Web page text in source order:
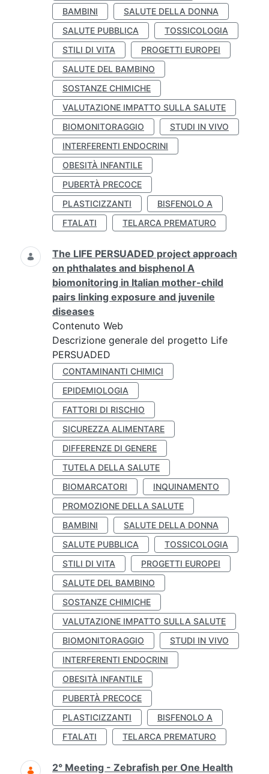
BAMBINI
SALUTE DELLA DONNA
SALUTE PUBBLICA
TOSSICOLOGIA
STILI DI VITA
PROGETTI EUROPEI
SALUTE DEL BAMBINO
SOSTANZE CHIMICHE
VALUTAZIONE IMPATTO SULLA SALUTE
BIOMONITORAGGIO
STUDI IN VIVO
INTERFERENTI ENDOCRINI
OBESITÀ INFANTILE
PUBERTÀ PRECOCE
PLASTICIZZANTI
BISFENOLO A
FTALATI
TELARCA PREMATURO
The LIFE PERSUADED project approach
on phthalates and bisphenol A
biomonitoring in Italian mother-child
pairs linking exposure and juvenile
diseases
Contenuto Web
Descrizione generale del progetto Life
PERSUADED
CONTAMINANTI CHIMICI
EPIDEMIOLOGIA
FATTORI DI RISCHIO
SICUREZZA ALIMENTARE
DIFFERENZE DI GENERE
TUTELA DELLA SALUTE
BIOMARCATORI
INQUINAMENTO
PROMOZIONE DELLA SALUTE
BAMBINI
SALUTE DELLA DONNA
SALUTE PUBBLICA
TOSSICOLOGIA
STILI DI VITA
PROGETTI EUROPEI
SALUTE DEL BAMBINO
SOSTANZE CHIMICHE
VALUTAZIONE IMPATTO SULLA SALUTE
BIOMONITORAGGIO
STUDI IN VIVO
INTERFERENTI ENDOCRINI
OBESITÀ INFANTILE
PUBERTÀ PRECOCE
PLASTICIZZANTI
BISFENOLO A
FTALATI
TELARCA PREMATURO
2° Meeting - Zebrafish per One Health